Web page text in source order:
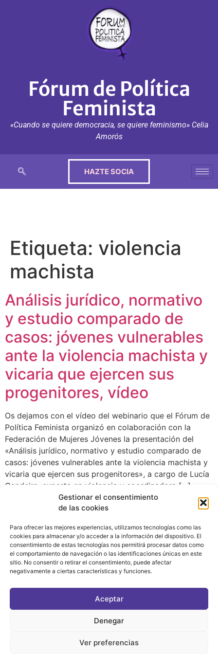
Gestionar el consentimiento
de las cookies
Para ofrecer las mejores experiencias, utilizamos tecnologías como las
cookies para almacenar y/o acceder a la información del dispositivo. El
consentimiento de estas tecnologías nos permitirá procesar datos como
el comportamiento de navegación o las identificaciones únicas en este
sitio. No consentir o retirar el consentimiento, puede afectar
negativamente a ciertas características y funciones.
Aceptar
Denegar
Ver preferencias
Fórum de Política
Feminista
«Cuando se quiere democracia, se quiere feminismo» Celia
Amorós
HAZTE SOCIA
Etiqueta: violencia
machista
Análisis jurídico, normativo
y estudio comparado de
casos: jóvenes vulnerables
ante la violencia machista y
vicaria que ejercen sus
progenitores, vídeo
Os dejamos con el vídeo del webinario que el Fórum de
Política Feminista organizó en colaboración con la
Federación de Mujeres Jóvenes la presentación del
«Análisis jurídico, normativo y estudio comparado de
casos: jóvenes vulnerables ante la violencia machista y
vicaria que ejercen sus progenitores», a cargo de Lucía
Candeira, experta en violencia y coordinadora […]
ASOCIATE AL FÓRUM
C/ BRAVO MURILLO, 4 DESPACHO 5. 28015 MADRID